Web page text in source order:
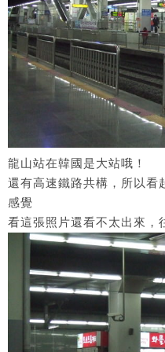
龍山站在韓國是大站哦！
還有高速鐵路共構，所以看
感覺
看這張照片還看不太出來，